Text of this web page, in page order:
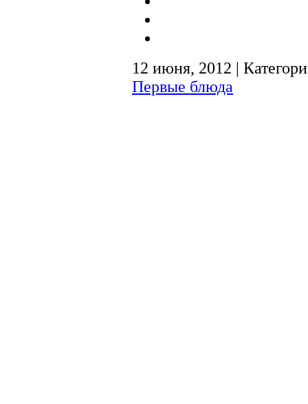
12 июня, 2012 |
Первые блюда